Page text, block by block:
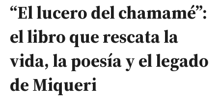
“El lucero del chamamé”:
el libro que rescata la
vida, la poesía y el legado
de Miqueri